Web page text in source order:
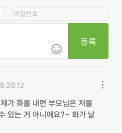
등록
20:12
가 화를 내면 부모님은 저를
있는 거 아니에요?~ 화가 날